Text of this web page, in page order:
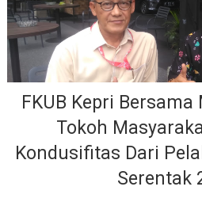
FKUB Kepri
Tokoh
Kondusifitas Dari
Serentak